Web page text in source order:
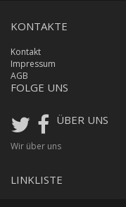
KONTAKTE
Kontakt
Impressum
AGB
FOLGE UNS
ÜBER UNS
Wir über uns
LINKLISTE